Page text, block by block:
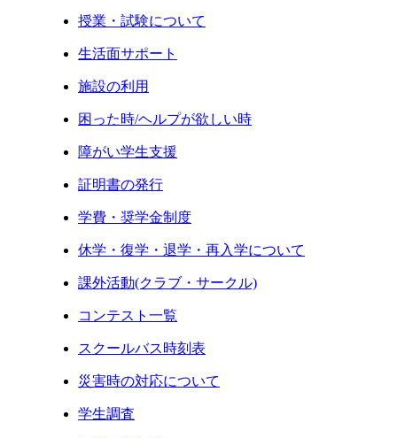
授業・試験について
生活面サポート
施設の利用
困った時/ヘルプが欲しい時
障がい学生支援
証明書の発行
学費・奨学金制度
休学・復学・退学・再入学について
課外活動(クラブ・サークル)
コンテスト一覧
スクールバス時刻表
災害時の対応について
学生調査